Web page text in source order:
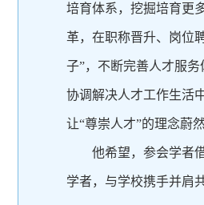
培育体系，挖掘培育更
革，在职称晋升、岗位
子”，不断完善人才服
协调解决人才工作生活
让“尊崇人才”的理念蔚然
他希望，参会学者
学者，与学校携手并肩